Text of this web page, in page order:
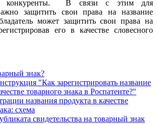
конкуренты. В связи с этим для
защитить свои права на название
может защитить свои права на
его в качестве словесного
знак?
"Как зарегистрировать название
товарного знака в Роспатенте?"
названия продукта в качестве
схема
свидетельства на товарный знак